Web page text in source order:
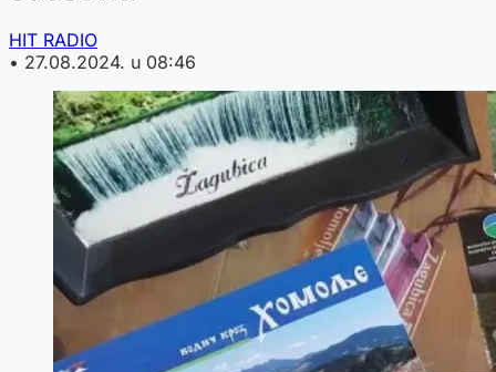
HIT RADIO
• 27.08.2024. u 08:46